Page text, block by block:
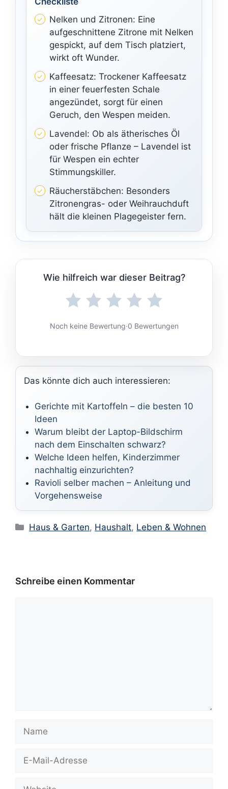
Nelken und Zitronen: Eine
aufgeschnittene Zitrone mit Nelken
gespickt, auf dem Tisch platziert,
wirkt oft Wunder.
Kaffeesatz: Trockener Kaffeesatz
in einer feuerfesten Schale
angezündet, sorgt für einen
Geruch, den Wespen meiden.
Lavendel: Ob als ätherisches Öl
oder frische Pflanze – Lavendel ist
für Wespen ein echter
Stimmungskiller.
Räucherstäbchen: Besonders
Zitronengras- oder Weihrauchduft
hält die kleinen Plagegeister fern.
Wie hilfreich war dieser Beitrag?
Noch keine Bewertung·0 Bewertungen
Das könnte dich auch interessieren:
Gerichte mit Kartoffeln – die besten 10
Ideen
Warum bleibt der Laptop-Bildschirm
nach dem Einschalten schwarz?
Welche Ideen helfen, Kinderzimmer
nachhaltig einzurichten?
Ravioli selber machen – Anleitung und
Vorgehensweise
Kategorien
Haus & Garten, Haushalt, Leben & Wohnen
Schreibe einen Kommentar
Name
Website